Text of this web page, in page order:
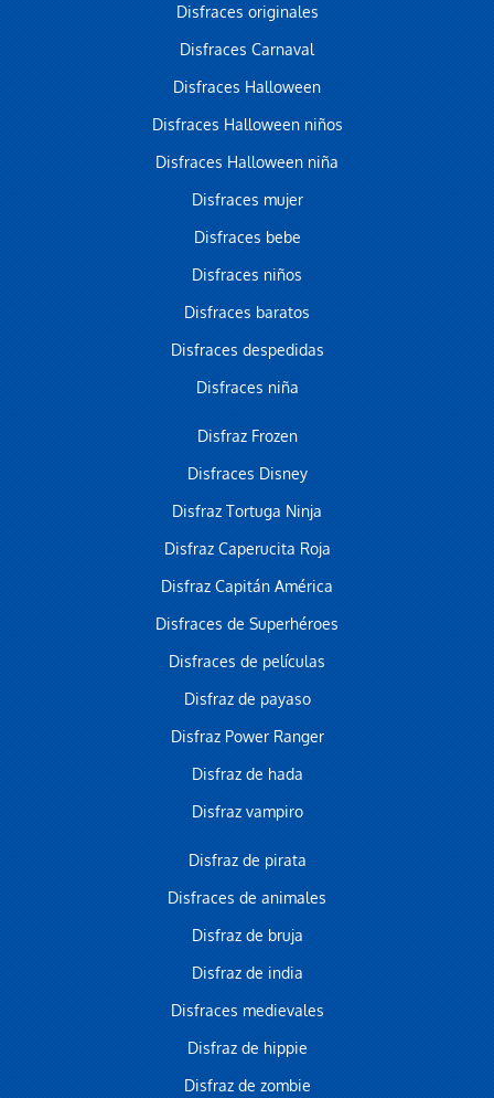
Disfraces originales
Disfraces Carnaval
Disfraces Halloween
Disfraces Halloween niños
Disfraces Halloween niña
Disfraces mujer
Disfraces bebe
Disfraces niños
Disfraces baratos
Disfraces despedidas
Disfraces niña
Disfraz Frozen
Disfraces Disney
Disfraz Tortuga Ninja
Disfraz Caperucita Roja
Disfraz Capitán América
Disfraces de Superhéroes
Disfraces de películas
Disfraz de payaso
Disfraz Power Ranger
Disfraz de hada
Disfraz vampiro
Disfraz de pirata
Disfraces de animales
Disfraz de bruja
Disfraz de india
Disfraces medievales
Disfraz de hippie
Disfraz de zombie